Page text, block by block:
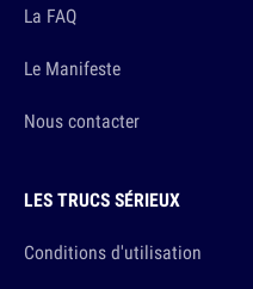
La FAQ
Le Manifeste
Nous contacter
LES TRUCS SÉRIEUX
Conditions d'utilisation